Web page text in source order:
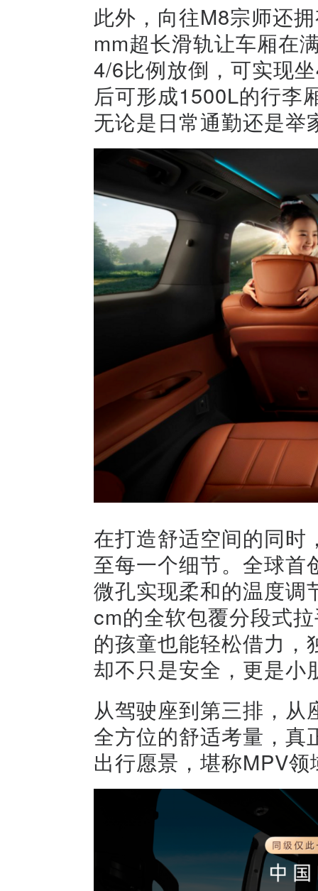
此外，向往M8宗师还
mm超长滑轨让车厢在
4/6比例放倒，可实现
后可形成1500L的行李
无论是日常通勤还是举
在打造舒适空间的同时
至每一个细节。全球首
微孔实现柔和的温度调
cm的全软包覆分段式
的孩童也能轻松借力，
却不只是安全，更是小
从驾驶座到第三排，从
全方位的舒适考量，真
出行愿景，堪称MPV